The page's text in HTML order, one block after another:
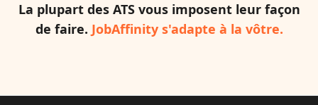
La plupart des ATS vous imposent leur façon
de faire. JobAffinity s'adapte à la vôtre.